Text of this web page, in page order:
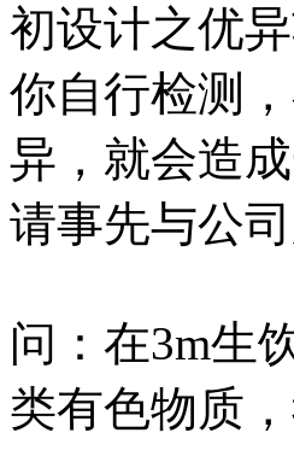
初设计之优
你自行检测
异，就会造
请事先与公
问：在3m生
类有色物质